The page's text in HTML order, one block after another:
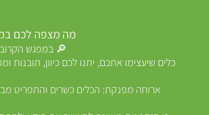
מה מצפה לכם
🔎 במפגש
כלים שיעצימו אתכם, יתנו לכם כיוון, תובנות
ארוחה מפנקת: הכלים כשרים והתפריט